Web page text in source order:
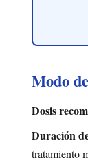
Modo
Dosis
Duración
tratamiento